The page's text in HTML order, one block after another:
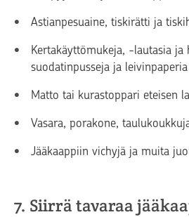
Astianpesuaine, tiskirätti ja
Kertakäyttömukeja, -lautasia ja
suodatinpusseja ja leivinpaperia
Matto tai kurastoppari eteisen
Vasara, porakone,
Jääkaappiin vichyjä ja muita
7. Siirrä tavaraa